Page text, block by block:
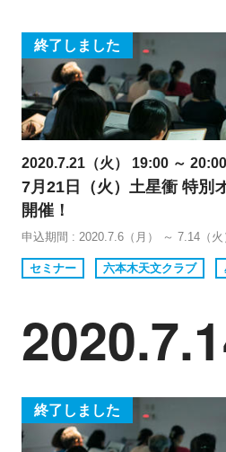
終了しました
2020.7.21（火） 19:00 ～ 20:00
7月21日（火）土星衝 特別
開催！
申込期間 : 2020.7.6（月） ～ 7.14（火
セミナー 六本木天文クラブ
終了しました